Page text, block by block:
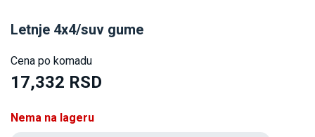
Letnje 4x4/suv gume
Cena po komadu
17,332 RSD
Nema na lageru